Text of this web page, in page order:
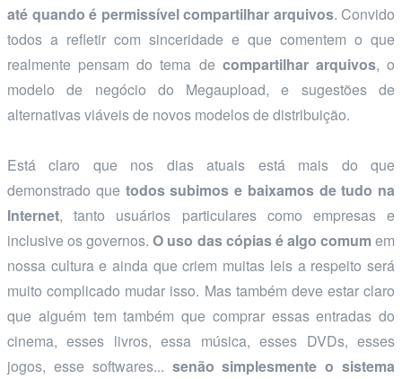
até quando é permissível compartilhar arquivos. Convido
todos a refletir com sinceridade e que comentem o que
realmente pensam do tema de compartilhar arquivos, o
modelo de negócio do Megaupload, e sugestões de
alternativas viáveis de novos modelos de distribuição.
Está claro que nos dias atuais está mais do que
demonstrado que todos subimos e baixamos de tudo na
Internet, tanto usuários particulares como empresas e
inclusive os governos.O uso das cópias é algo comum em
nossa cultura e ainda que criem muitas leis a respeito será
muito complicado mudar isso. Mas também deve estar claro
que alguém tem também que comprar essas entradas do
cinema, esses livros, essa música, esses DVDs, esses
jogos, esse softwares... senão simplesmente o sistema